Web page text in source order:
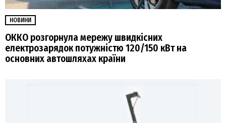
НОВИНИ
ОККО розгорнула мережу швидкісних
електрозарядок потужністю 120/150 кВт на
основних автошляхах країни